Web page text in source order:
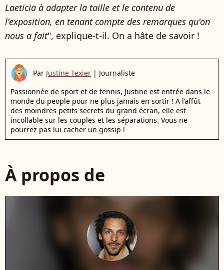
Laeticia à adapter la taille et le contenu de
l'exposition, en tenant compte des remarques qu'on
nous a fait", explique-t-il. On a hâte de savoir !
Par Justine Texier | Journaliste
Passionnée de sport et de tennis, Justine est entrée dans le
monde du people pour ne plus jamais en sortir ! A l’affût
des moindres petits secrets du grand écran, elle est
incollable sur les couples et les séparations. Vous ne
pourrez pas lui cacher un gossip !
À propos de